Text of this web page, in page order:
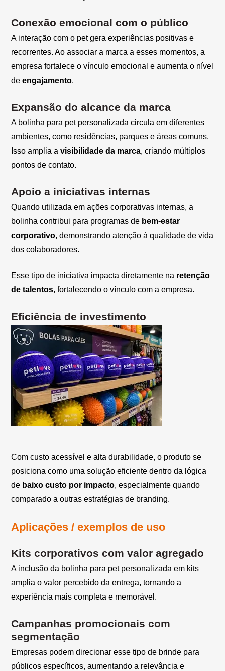
Conexão emocional com o público
A interação com o pet gera experiências positivas e
recorrentes. Ao associar a marca a esses momentos, a
empresa fortalece o vínculo emocional e aumenta o nível
deengajamento.
Expansão do alcance da marca
A bolinha para pet personalizada circula em diferentes
ambientes, como residências, parques e áreas comuns.
Isso amplia avisibilidade da marca, criando múltiplos
pontos de contato.
Apoio a iniciativas internas
Quando utilizada em ações corporativas internas, a
bolinha contribui para programas de bem-estar
corporativo, demonstrando atenção à qualidade de vida
dos colaboradores.
Esse tipo de iniciativa impacta diretamente na retenção
de talentos, fortalecendo o vínculo com a empresa.
Eficiência de investimento
Com custo acessível e alta durabilidade, o produto se
posiciona como uma solução eficiente dentro da lógica
de baixo custo por impacto, especialmente quando
comparado a outras estratégias de branding.
Aplicações / exemplos de uso
Kits corporativos com valor agregado
A inclusão da bolinha para pet personalizada em kits
amplia o valor percebido da entrega, tornando a
experiência mais completa e memorável.
Campanhas promocionais com
segmentação
Empresas podem direcionar esse tipo de brinde para
públicos específicos, aumentando a relevância e